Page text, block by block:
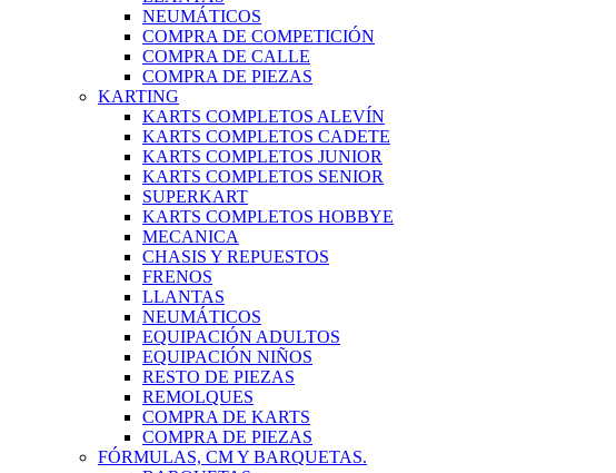
NEUMÁTICOS
COMPRA DE COMPETICIÓN
COMPRA DE CALLE
COMPRA DE PIEZAS
KARTING
KARTS COMPLETOS ALEVÍN
KARTS COMPLETOS CADETE
KARTS COMPLETOS JUNIOR
KARTS COMPLETOS SENIOR
SUPERKART
KARTS COMPLETOS HOBBYE
MECANICA
CHASIS Y REPUESTOS
FRENOS
LLANTAS
NEUMÁTICOS
EQUIPACIÓN ADULTOS
EQUIPACIÓN NIÑOS
RESTO DE PIEZAS
REMOLQUES
COMPRA DE KARTS
COMPRA DE PIEZAS
FÓRMULAS, CM Y BARQUETAS.